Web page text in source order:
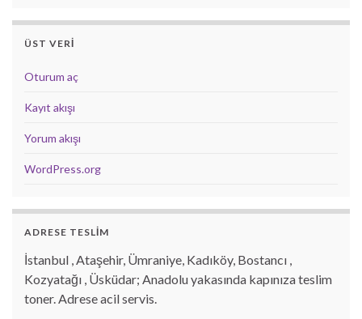
ÜST VERI
Oturum aç
Kayıt akışı
Yorum akışı
WordPress.org
ADRESE TESLİM
İstanbul , Ataşehir, Ümraniye, Kadıköy, Bostancı ,
Kozyatağı , Üsküdar; Anadolu yakasında kapınıza teslim
toner. Adrese acil servis.